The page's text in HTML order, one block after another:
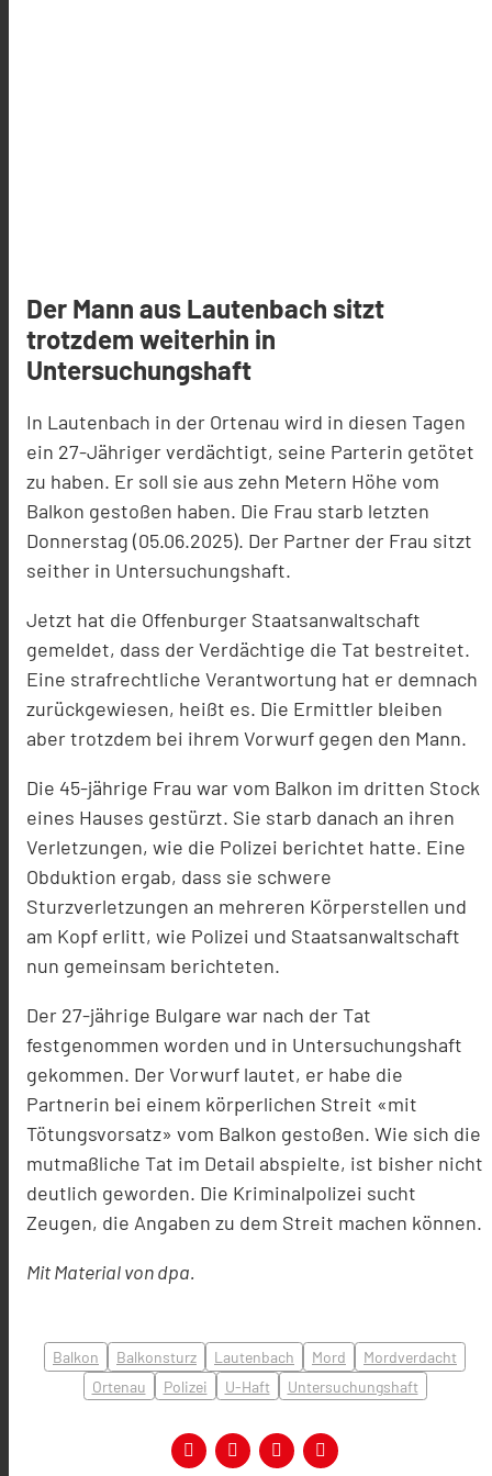
Der Mann aus Lautenbach sitzt
trotzdem weiterhin in
Untersuchungshaft
In Lautenbach in der Ortenau wird in diesen Tagen
ein 27-Jähriger verdächtigt, seine Parterin getötet
zu haben. Er soll sie aus zehn Metern Höhe vom
Balkon gestoßen haben. Die Frau starb letzten
Donnerstag (05.06.2025). Der Partner der Frau sitzt
seither in Untersuchungshaft.
Jetzt hat die Offenburger Staatsanwaltschaft
gemeldet, dass der Verdächtige die Tat bestreitet.
Eine strafrechtliche Verantwortung hat er demnach
zurückgewiesen, heißt es. Die Ermittler bleiben
aber trotzdem bei ihrem Vorwurf gegen den Mann.
Die 45-jährige Frau war vom Balkon im dritten Stock
eines Hauses gestürzt. Sie starb danach an ihren
Verletzungen, wie die Polizei berichtet hatte. Eine
Obduktion ergab, dass sie schwere
Sturzverletzungen an mehreren Körperstellen und
am Kopf erlitt, wie Polizei und Staatsanwaltschaft
nun gemeinsam berichteten.
Der 27-jährige Bulgare war nach der Tat
festgenommen worden und in Untersuchungshaft
gekommen. Der Vorwurf lautet, er habe die
Partnerin bei einem körperlichen Streit «mit
Tötungsvorsatz» vom Balkon gestoßen. Wie sich die
mutmaßliche Tat im Detail abspielte, ist bisher nicht
deutlich geworden. Die Kriminalpolizei sucht
Zeugen, die Angaben zu dem Streit machen können.
Mit Material von dpa.
Balkon Balkonsturz Lautenbach Mord
Mordverdacht
Ortenau
Polizei U-Haft Untersuchungshaft